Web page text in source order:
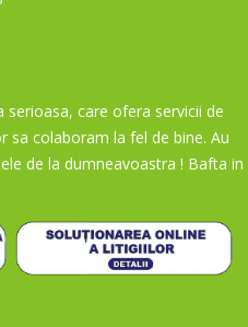
care ofera servicii de
sa colaboram la fel de bine. Au
de la dumneavoastra ! Bafta in